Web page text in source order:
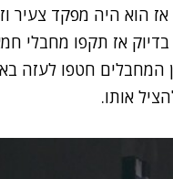
הוא היה מפקד צעיר
אז תקפו מחבלי
המחבלים חטפו לעזה
אותו.